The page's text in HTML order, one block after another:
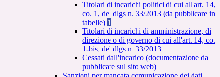
Titolari di incarichi politici di cui all'art. 14,
co. 1, del dlgs n. 33/2013 (da pubblicare in
tabelle) 1
Titolari di incarichi di amministrazione, di
direzione o di governo di cui all'art. 14, co.
1-bis, del dlgs n. 33/2013
Cessati dall'incarico (documentazione da
pubblicare sul sito web)